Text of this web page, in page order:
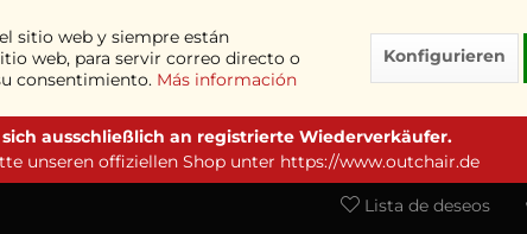
sitio web y siempre están
web, para servir correo directo o
consentimiento. Más información
Konfigurieren
ausschließlich an registrierte Wiederverkäufer.
unseren offiziellen Shop unter https://www.outchair.de
Lista de deseos